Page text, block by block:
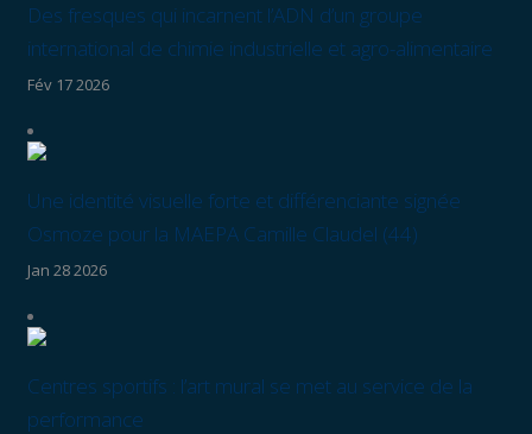
Des fresques qui incarnent l’ADN d’un groupe
international de chimie industrielle et agro-alimentaire
Fév 17 2026
Une identité visuelle forte et différenciante signée
Osmoze pour la MAEPA Camille Claudel (44)
Jan 28 2026
Centres sportifs : l’art mural se met au service de la
performance